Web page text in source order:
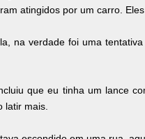
atingidos por um carro.
na verdade foi uma
que eu tinha um lance
latir mais.